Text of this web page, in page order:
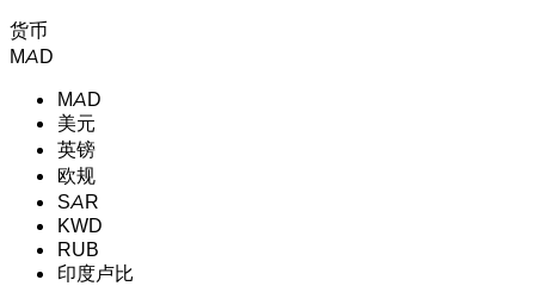
货币
MAD
MAD
美元
英镑
欧规
SAR
KWD
RUB
印度卢比